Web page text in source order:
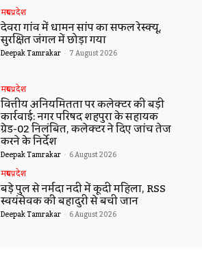
मध्यप्रदेश
देवरा गांव में धामन सांप का सफल रेस्क्यू,
सुरक्षित जंगल में छोड़ा गया
Deepak Tamrakar - 7 August 2026
मध्यप्रदेश
वित्तीय अनियमितता पर कलेक्टर की बड़ी
कार्रवाई: नगर परिषद शहपुरा के सहायक
ग्रेड-02 निलंबित, कलेक्टर ने दिए जांच तेज
करने के निर्देश
Deepak Tamrakar - 6 August 2026
मध्यप्रदेश
बड़े पुल से नर्मदा नदी में कूदी महिला, RSS
स्वयंसेवक की बहादुरी से बची जान
Deepak Tamrakar - 6 August 2026